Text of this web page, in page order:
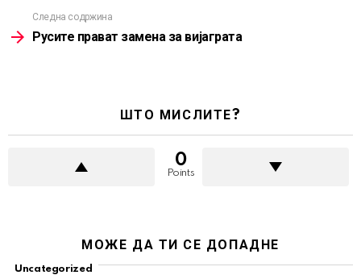
Следна содржина
Русите прават замена за вијаграта
ШТО МИСЛИТЕ?
0
Points
МОЖЕ ДА ТИ СЕ ДОПАДНЕ
Uncategorized